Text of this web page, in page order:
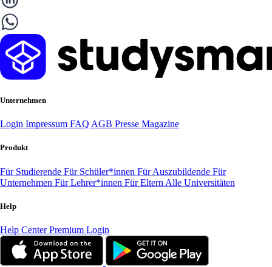
Unternehmen
Login Impressum FAQ AGB Presse Magazine
Produkt
Für Studierende Für Schüler*innen Für Auszubildende Für
Unternehmen Für Lehrer*innen Für Eltern Alle Universitäten
Help
Help CenterPremium Login